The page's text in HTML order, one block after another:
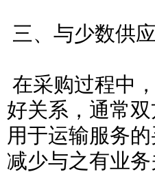
三、与少数供
在采购过程中
好关系，通常
用于运输服务
减少与之有业